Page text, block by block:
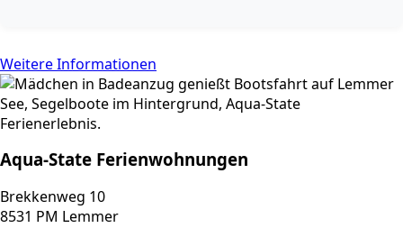
Weitere Informationen
Aqua-State Ferienwohnungen
Brekkenweg 10
8531 PM Lemmer